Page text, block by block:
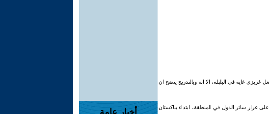
غاية في البلبلة، الا انه وبالتدريج يتضح ان
غرار سائر الدول في المنطقة، ابتداء بباكستان أخبار عامة